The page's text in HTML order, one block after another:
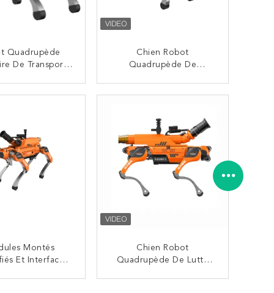
Quadrupède
De Transport
Chien Robot
Quadrupède De
Commande À Distance
Intégré Portable
CONTACTEZ
Montés
Et Interfaces
Chien Robot
Quadrupède De Lutte